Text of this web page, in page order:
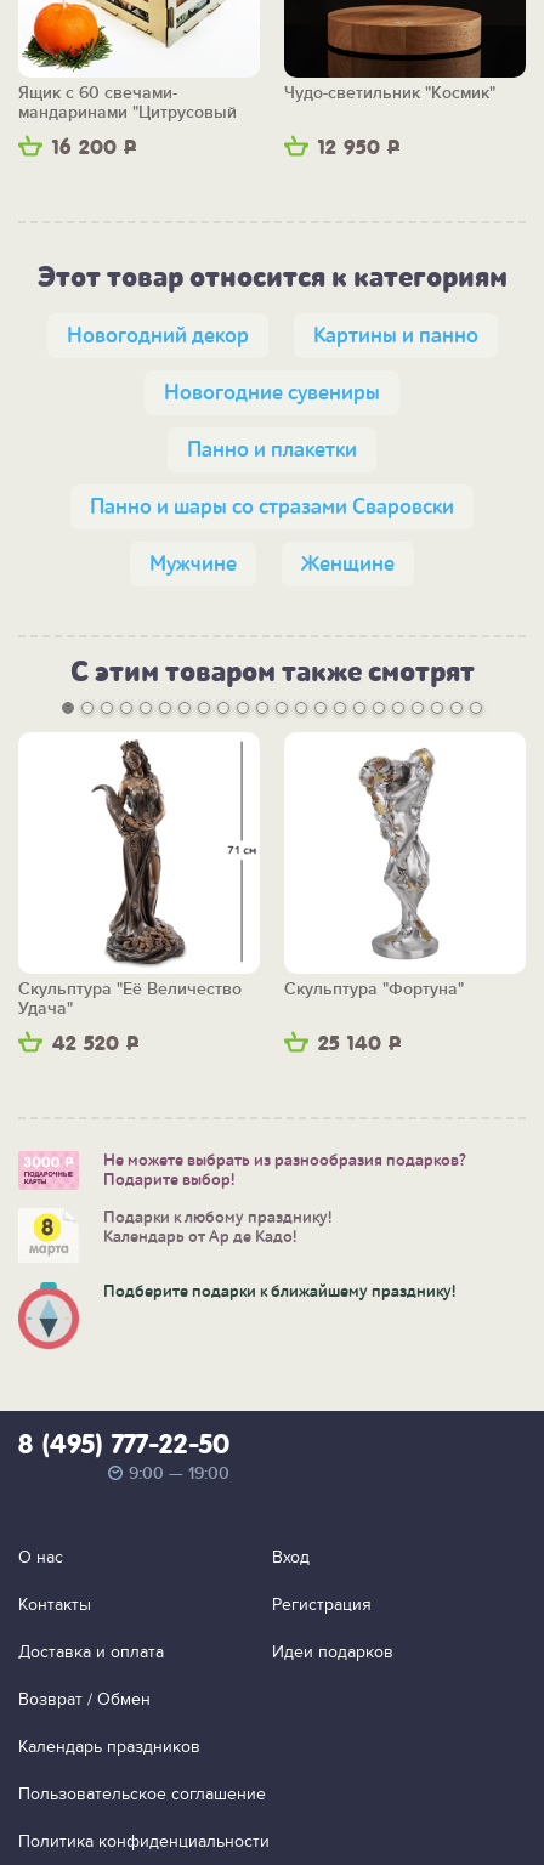
16 200 Р
Ящик с 60 свечами-
мандаринами "Цитрусовый
бум"
12 950 Р
Чудо-светильник "Космик"
Этот товар относится к категориям
Новогодний декор Картины и панно
Новогодние сувениры
Панно и плакетки
Панно и шары со стразами Сваровски
Мужчине Женщине
С этим товаром также смотрят
42 520 Р
Скульптура "Её Величество
Удача"
25 140 Р
Скульптура "Фортуна"
Не можете выбрать из разнообразия подарков?
Подарите выбор!
Подарки к любому празднику!
Календарь от Ар де Кадо!
Подберите подарки к ближайшему празднику!
8 (495) 777-22-50
9:00 — 19:00
О нас
Контакты
Доставка и оплата
Возврат / Обмен
Календарь праздников
Пользовательское соглашение
Политика конфиденциальности
Вход
Регистрация
Идеи подарков